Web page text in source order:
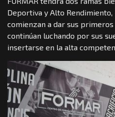
Deportiva y Alto
comienzan a dar sus
continúan luchando por sus
insertarse en la alta